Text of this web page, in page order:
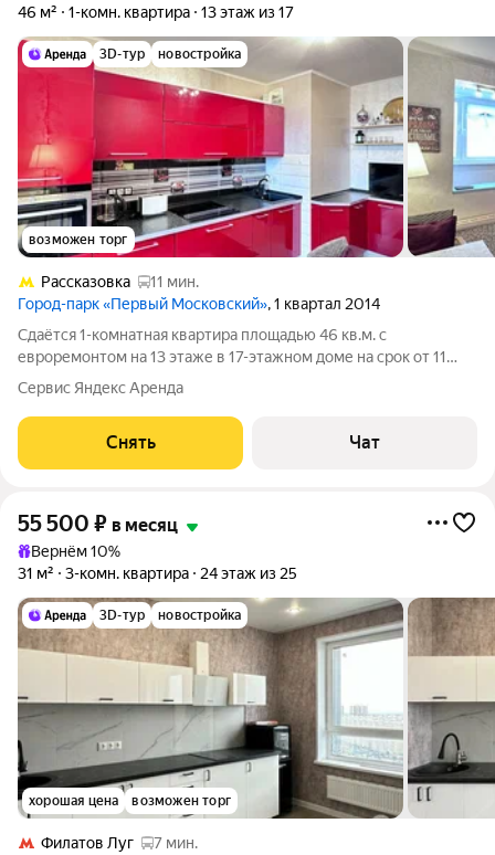
46 м²
1-комн. квартира 13 этаж из 17
3D-тур новостройка
возможен торг
Рассказовка
11 мин.
Город-парк «Первый Московский», 1 квартал 2014
Сдаётся 1-комнатная квартира площадью 46 кв.м. с
евроремонтом на 13 этаже в 17-этажном доме на срок от 11
месяцев. Из техники есть: Телевизор Духовой шкаф
Стиральная машина Холодильник Посудомоечная машина
Кондиционер Микроволновка Пылесос
Сервис Яндекс Аренда
Снять Чат
55 500 ₽ в месяц
Вернём 10%
31 м²
3-комн. квартира 24 этаж из 25
3D-тур новостройка
хорошая цена возможен торг
Филатов Луг
7 мин.